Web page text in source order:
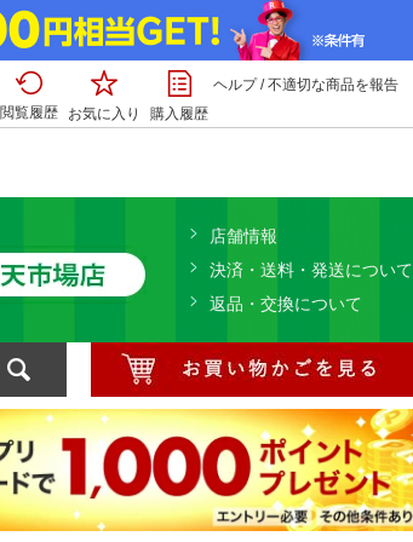
閲覧履歴 お気に入り 購入履歴
ヘルプ/不適切な商品を報告
店舗情報
決済・送料・発送について
返品・交換について